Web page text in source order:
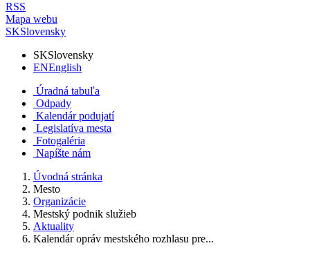
RSS
Mapa webu
SKSlovensky
SKSlovensky
ENEnglish
Úradná tabuľa
Odpady
Kalendár podujatí
Legislatíva mesta
Fotogaléria
Napíšte nám
Úvodná stránka
Mesto
Organizácie
Mestský podnik služieb
Aktuality
Kalendár opráv mestského rozhlasu pre...